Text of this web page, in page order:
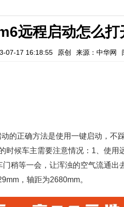
远程启动怎么打
07-17 16:18:55 原创 来源：中华网
的正确方法是使用一键启动，不
时候车主需要注意情况：1、使用
稍等一会，让浑浊的空气流通出
，轴距为2680mm。